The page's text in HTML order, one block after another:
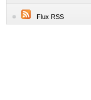
Flux RSS